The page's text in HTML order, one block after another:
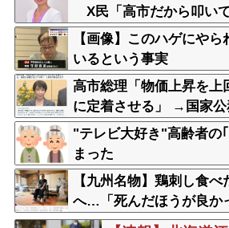
X民「高市だから叩い
のがお前だろ」
【画像】このハゲにや
いるという事実
高市総理「物価上昇を上
に定着させる」 →国家公
へ 人事院の勧告を受け
"テレビ大好き"高齢者の
まった
【九州名物】鶏刺し食
へ…「死んだほうが良か